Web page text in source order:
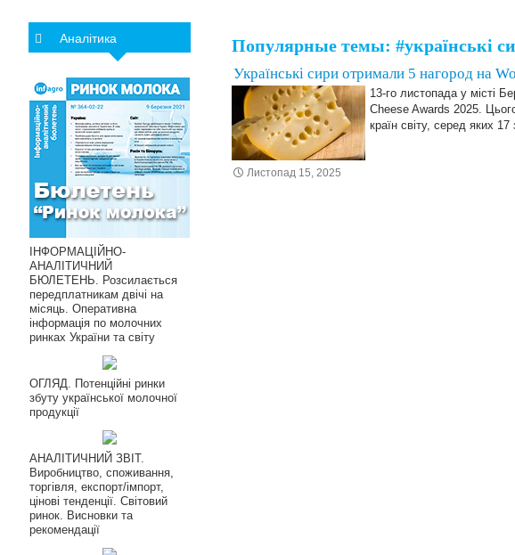
Популярные темы: #українські
Українські сири отримали 5 нагород на
13-го листопада у місті
Cheese Awards 2025.
країн світу, серед яких 17
Листопад 15, 2025
Аналітика
ІНФОРМАЦІЙНО-
АНАЛІТИЧНИЙ
БЮЛЕТЕНЬ. Розсилається
передплатникам двічі на
місяць. Оперативна
інформація по молочних
ринках України та світу
ОГЛЯД. Потенційні ринки
збуту української молочної
продукції
АНАЛІТИЧНИЙ ЗВІТ.
Виробництво, споживання,
торгівля, експорт/імпорт,
цінові тенденції. Світовий
ринок. Висновки та
рекомендації